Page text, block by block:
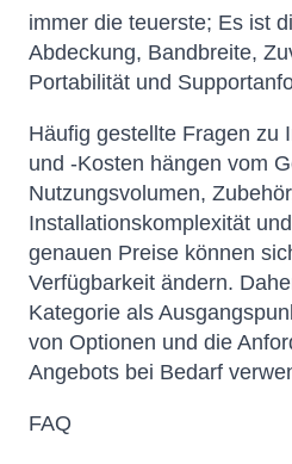
immer die teuerste; Es ist
Abdeckung, Bandbreite,
Portabilität und
Häufig gestellte Fragen zu
und -Kosten hängen vom
Nutzungsvolumen,
Installationskomplexität
genauen Preise können
Verfügbarkeit ändern.
Kategorie als
von Optionen und die
Angebots bei Bedarf
FAQ